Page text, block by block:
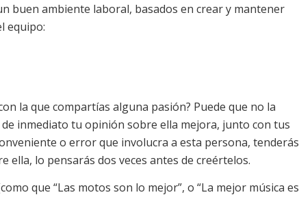
buen ambiente laboral, basados en crear y mantener
equipo:
la que compartías alguna pasión? Puede que no la
inmediato tu opinión sobre ella mejora, junto con tus
o error que involucra a esta persona, tenderás
ella, lo pensarás dos veces antes de creértelos.
que “Las motos son lo mejor”, o “La mejor música es